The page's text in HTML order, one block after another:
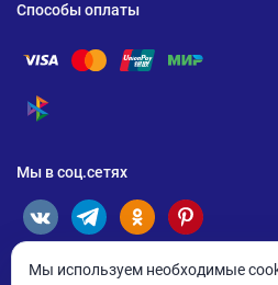
Способы оплаты
Помощь по оплате Visa
Помощь по оплате
Помощь по оплате
Помощь по
Помощь по оплате СБП
Мы в соц.сетях
Мы используем необходимые